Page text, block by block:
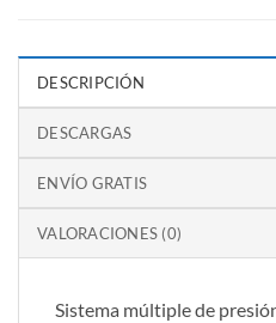
DESCRIPCIÓN
DESCARGAS
ENVÍO GRATIS
VALORACIONES (0)
Sistema múltiple de